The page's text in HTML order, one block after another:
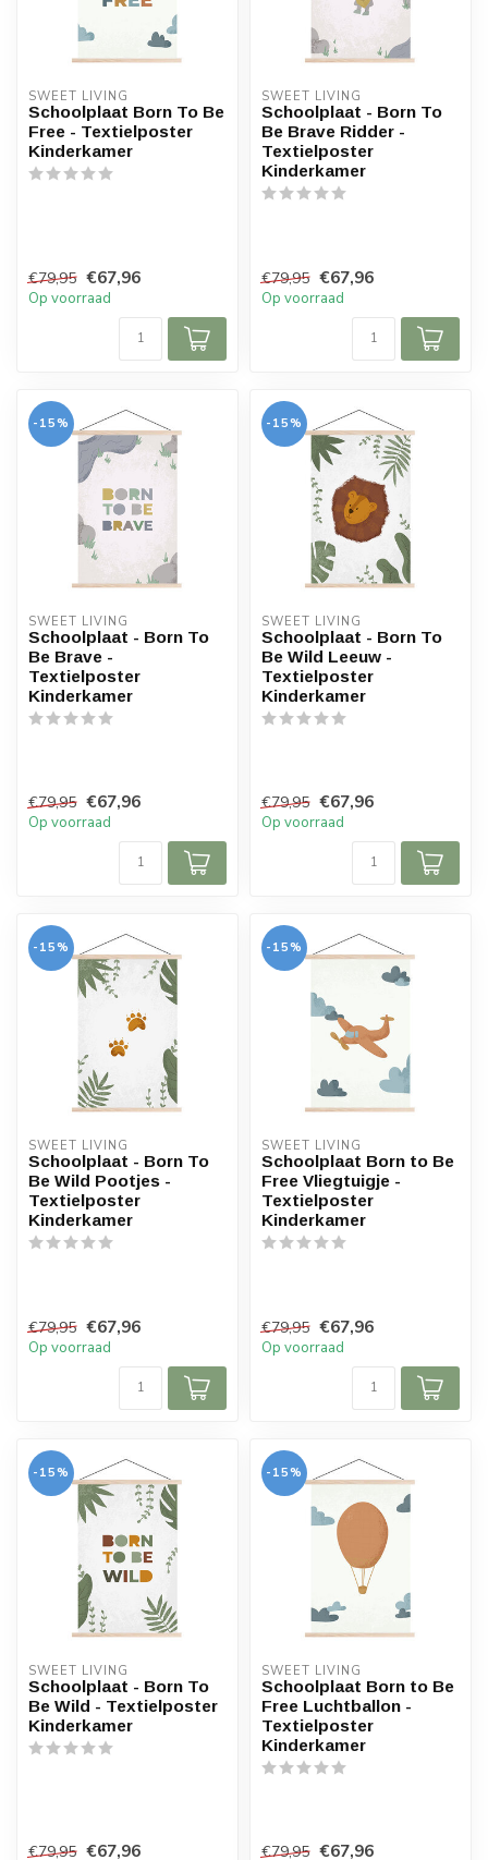
SWEET LIVING
Schoolplaat Born To Be
Free - Textielposter
Kinderkamer
€79,95 €67,96
Op voorraad
SWEET LIVING
Schoolplaat - Born To
Be Brave Ridder -
Textielposter
Kinderkamer
€79,95 €67,96
Op voorraad
-15%
SWEET LIVING
Schoolplaat - Born To
Be Brave -
Textielposter
Kinderkamer
€79,95 €67,96
Op voorraad
-15%
SWEET LIVING
Schoolplaat - Born To
Be Wild Leeuw -
Textielposter
Kinderkamer
€79,95 €67,96
Op voorraad
-15%
SWEET LIVING
Schoolplaat - Born To
Be Wild Pootjes -
Textielposter
Kinderkamer
€79,95 €67,96
Op voorraad
-15%
SWEET LIVING
Schoolplaat Born to Be
Free Vliegtuigje -
Textielposter
Kinderkamer
€79,95 €67,96
Op voorraad
-15%
SWEET LIVING
Schoolplaat - Born To
Be Wild - Textielposter
Kinderkamer
€79,95 €67,96
-15%
SWEET LIVING
Schoolplaat Born to Be
Free Luchtballon -
Textielposter
Kinderkamer
€79,95 €67,96